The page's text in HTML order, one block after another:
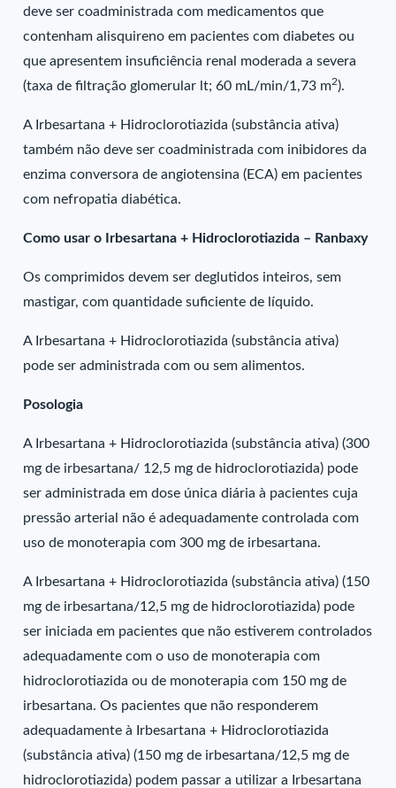
deve ser coadministrada com medicamentos que
contenham alisquireno em pacientes com diabetes ou
que apresentem insuficiência renal moderada a severa
(taxa de filtração glomerular lt; 60 mL/min/1,73 m2).
A Irbesartana + Hidroclorotiazida (substância ativa)
também não deve ser coadministrada com inibidores da
enzima conversora de angiotensina (ECA) em pacientes
com nefropatia diabética.
Como usar o Irbesartana + Hidroclorotiazida – Ranbaxy
Os comprimidos devem ser deglutidos inteiros, sem
mastigar, com quantidade suficiente de líquido.
A Irbesartana + Hidroclorotiazida (substância ativa)
pode ser administrada com ou sem alimentos.
Posologia
A Irbesartana + Hidroclorotiazida (substância ativa) (300
mg de irbesartana/ 12,5 mg de hidroclorotiazida) pode
ser administrada em dose única diária à pacientes cuja
pressão arterial não é adequadamente controlada com
uso de monoterapia com 300 mg de irbesartana.
A Irbesartana + Hidroclorotiazida (substância ativa) (150
mg de irbesartana/12,5 mg de hidroclorotiazida) pode
ser iniciada em pacientes que não estiverem controlados
adequadamente com o uso de monoterapia com
hidroclorotiazida ou de monoterapia com 150 mg de
irbesartana. Os pacientes que não responderem
adequadamente à Irbesartana + Hidroclorotiazida
(substância ativa) (150 mg de irbesartana/12,5 mg de
hidroclorotiazida) podem passar a utilizar a Irbesartana